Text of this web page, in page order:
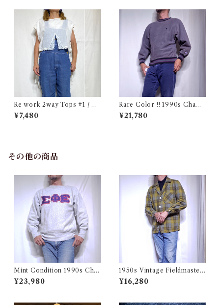
Re work 2way Tops #1 / リ
ワーク 2way トップス 古着
¥7,480
Rare Color !! 1990s Champ
ion Reverse Weave Charco
al Gray Size M / チャンピオ
¥21,780
その他の商品
Mint Condition 1990s Cha
mpion Reverse Weave Size
L / チャンピオン リバースウ
¥23,980
1950s Vintage Fieldmaster
Wool Topstar Style Jacket /
USA ヴィンテージ トップスタ
¥16,280